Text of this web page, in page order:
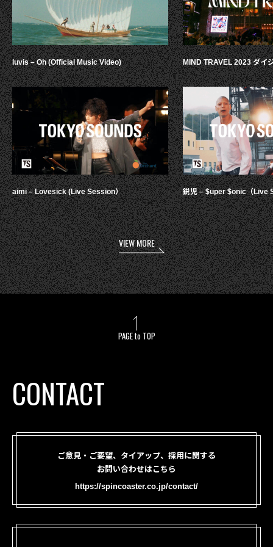
luvis – Oh (Official Music Video)
aimi – Lovesick (Live Session）
MIND TRAVEL 2023 ダイ
鋭児 – $uper $onic（Live
VIEW MORE
PAGE to TOP
CONTACT
ご意見・ご要望、タイアップ、採用に関する
お問い合わせはこちら
https://spincoaster.co.jp/contact/